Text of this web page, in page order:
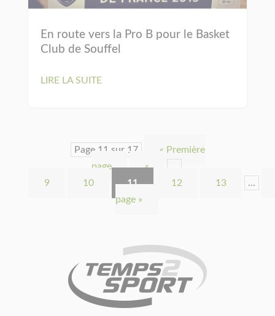
En route vers la Pro B pour le Basket
Club de Souffel
LIRE LA SUITE
Page 11 sur 17
« Première
page
«
9
10 11 12 13
…
page »